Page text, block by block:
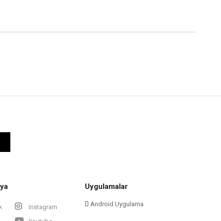
Instagram
Uygulamalar
Android Uygulama